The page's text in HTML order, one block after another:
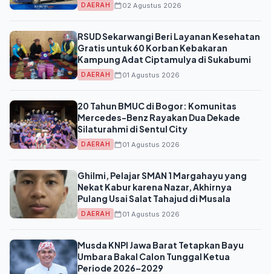
DAERAH 02 Agustus 2026
RSUD Sekarwangi Beri Layanan Kesehatan
Gratis untuk 60 Korban Kebakaran
Kampung Adat Ciptamulya di Sukabumi
DAERAH 01 Agustus 2026
20 Tahun BMUC di Bogor: Komunitas
Mercedes-Benz Rayakan Dua Dekade
Silaturahmi di Sentul City
DAERAH 01 Agustus 2026
Ghilmi, Pelajar SMAN 1 Margahayu yang
Nekat Kabur karena Nazar, Akhirnya
Pulang Usai Salat Tahajud di Musala
DAERAH 01 Agustus 2026
Musda KNPI Jawa Barat Tetapkan Bayu
Umbara Bakal Calon Tunggal Ketua
Periode 2026–2029